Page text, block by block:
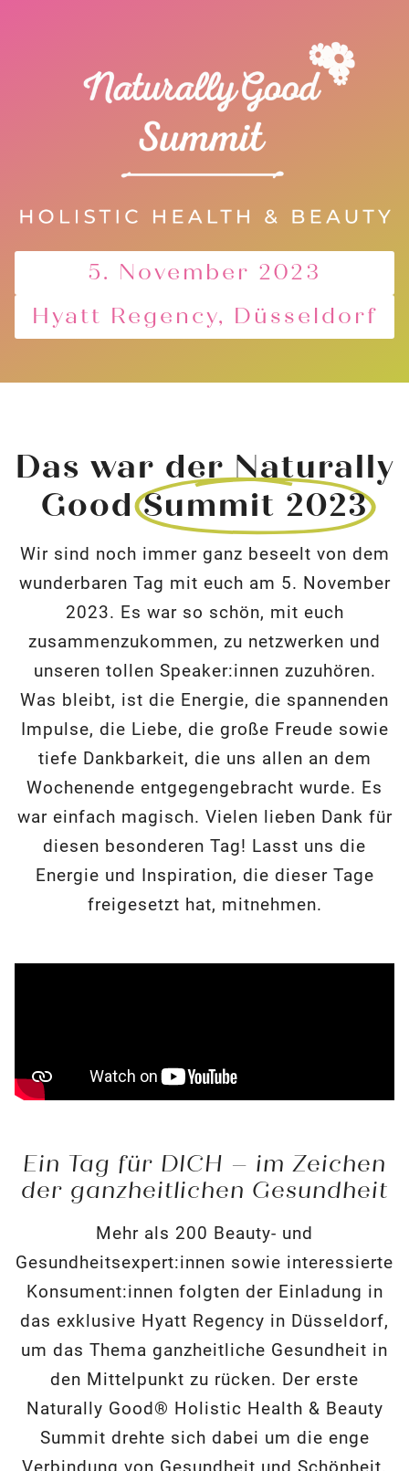
5. November 2023
Hyatt Regency, Düsseldorf
Das war der Naturally
Good Summit 2023
Wir sind noch immer ganz beseelt von dem
wunderbaren Tag mit euch am 5. November
2023. Es war so schön, mit euch
zusammenzukommen, zu netzwerken und
unseren tollen Speaker:innen zuzuhören.
Was bleibt, ist die Energie, die spannenden
Impulse, die Liebe, die große Freude sowie
tiefe Dankbarkeit, die uns allen an dem
Wochenende entgegengebracht wurde. Es
war einfach magisch. Vielen lieben Dank für
diesen besonderen Tag! Lasst uns die
Energie und Inspiration, die dieser Tage
freigesetzt hat, mitnehmen.
Ein Tag für DICH – im Zeichen
der ganzheitlichen Gesundheit
Mehr als 200 Beauty- und
Gesundheitsexpert:innen sowie interessierte
Konsument:innen folgten der Einladung in
das exklusive Hyatt Regency in Düsseldorf,
um das Thema ganzheitliche Gesundheit in
den Mittelpunkt zu rücken. Der erste
Naturally Good® Holistic Health & Beauty
Summit drehte sich dabei um die enge